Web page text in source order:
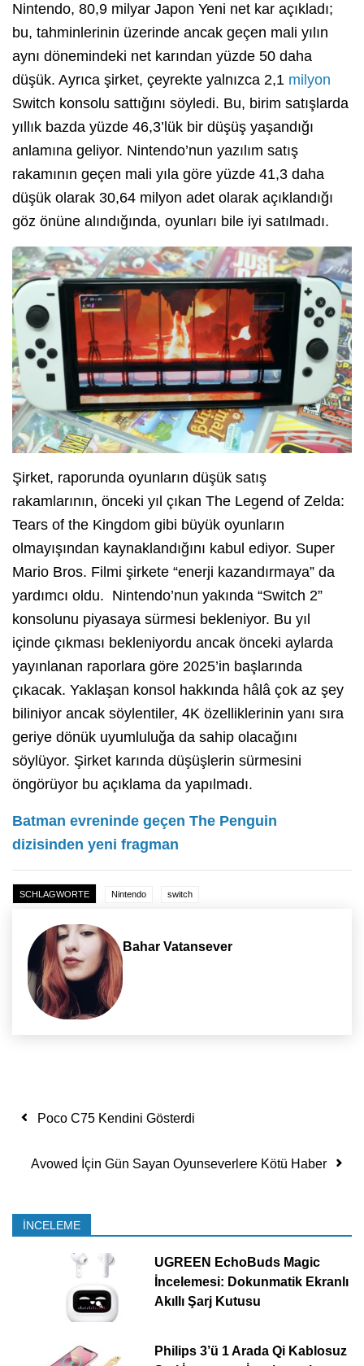
Nintendo, 80,9 milyar Japon Yeni net kar açıkladı;
bu, tahminlerinin üzerinde ancak geçen mali yılın
aynı dönemindeki net karından yüzde 50 daha
düşük. Ayrıca şirket, çeyrekte yalnızca 2,1 milyon
Switch konsolu sattığını söyledi. Bu, birim satışlarda
yıllık bazda yüzde 46,3’lük bir düşüş yaşandığı
anlamına geliyor. Nintendo’nun yazılım satış
rakamının geçen mali yıla göre yüzde 41,3 daha
düşük olarak 30,64 milyon adet olarak açıklandığı
göz önüne alındığında, oyunları bile iyi satılmadı.
Şirket, raporunda oyunların düşük satış
rakamlarının, önceki yıl çıkan The Legend of Zelda:
Tears of the Kingdom gibi büyük oyunların
olmayışından kaynaklandığını kabul ediyor. Super
Mario Bros. Filmi şirkete “enerji kazandırmaya” da
yardımcı oldu. Nintendo’nun yakında “Switch 2”
konsolunu piyasaya sürmesi bekleniyor. Bu yıl
içinde çıkması bekleniyordu ancak önceki aylarda
yayınlanan raporlara göre 2025’in başlarında
çıkacak. Yaklaşan konsol hakkında hâlâ çok az şey
biliniyor ancak söylentiler, 4K özelliklerinin yanı sıra
geriye dönük uyumluluğa da sahip olacağını
söylüyor. Şirket karında düşüşlerin sürmesini
öngörüyor bu açıklama da yapılmadı.
Batman evreninde geçen The Penguin
dizisinden yeni fragman
SCHLAGWORTE Nintendo switch
Bahar Vatansever
Yazı dolaşımı
Poco C75 Kendini Gösterdi
Avowed İçin Gün Sayan Oyunseverlere Kötü Haber
İNCELEME
UGREEN EchoBuds Magic
İncelemesi: Dokunmatik Ekranlı
Akıllı Şarj Kutusu
Philips 3’ü 1 Arada Qi Kablosuz